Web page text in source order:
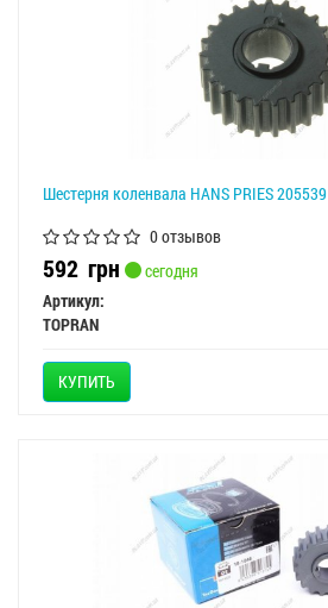
Шестерня коленвала HANS PRIES 205539
0 отзывов
592 грн
сегодня
Артикул:
TOPRAN
КУПИТЬ